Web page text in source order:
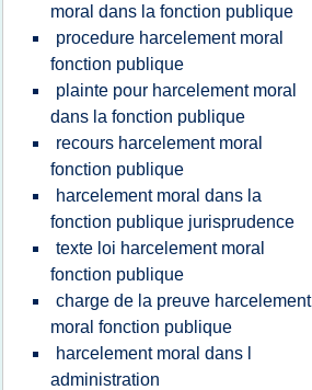
moral dans la fonction publique
procedure harcelement moral
fonction publique
plainte pour harcelement moral
dans la fonction publique
recours harcelement moral
fonction publique
harcelement moral dans la
fonction publique jurisprudence
texte loi harcelement moral
fonction publique
charge de la preuve harcelement
moral fonction publique
harcelement moral dans l
administration